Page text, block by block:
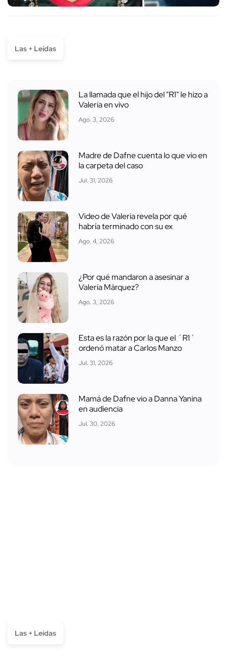
Las + Leídas
La llamada que el hijo del "R1" le hizo a
Valeria en vivo
Ago. 3, 2026
Madre de Dafne cuenta lo que vio en
la carpeta del caso
Jul. 31, 2026
Video de Valeria revela por qué
habría terminado con su ex
Ago. 4, 2026
¿Por qué mandaron a asesinar a
Valeria Márquez?
Ago. 3, 2026
Esta es la razón por la que el ´R1´
ordenó matar a Carlos Manzo
Jul. 31, 2026
Mamá de Dafne vio a Danna Yanina
en audiencia
Jul. 30, 2026
Las + Leídas